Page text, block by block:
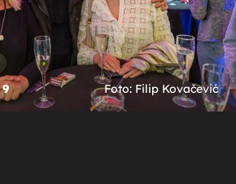
Foto: Filip Kovačević